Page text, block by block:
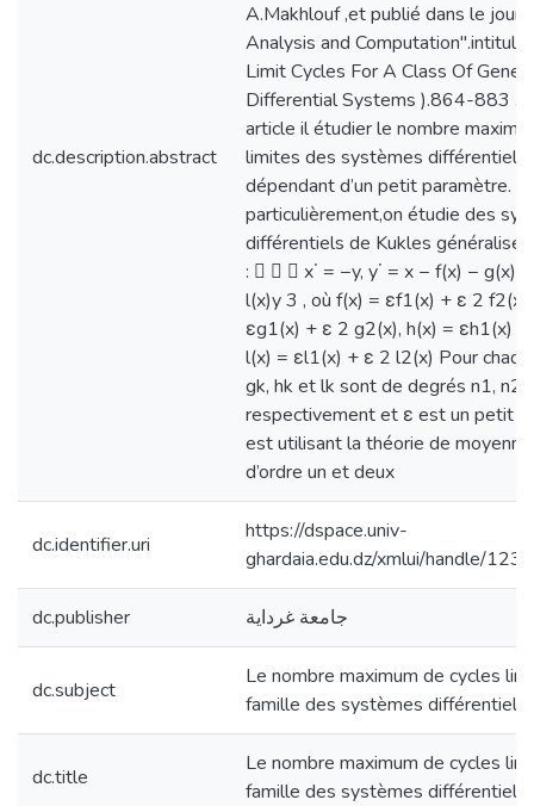
dc.description.abstract
A.Makhlouf ,et publié dans le
Analysis and
Limit Cycles For A Class Of
Differential Systems ).864-883
article il étudier le nombre
limites des systèmes différentiels
dépendant d’un petit paramètre.
particulièrement,on étudie des
différentiels de Kukles
:    x˙ = −y, y˙ = x − f(x) −
l(x)y 3 , où f(x) = εf1(x) + ε 2
εg1(x) + ε 2 g2(x), h(x) = εh1(x)
l(x) = εl1(x) + ε 2 l2(x) Pour
gk, hk et lk sont de degrés n1, n2,
respectivement et ε est un petit
est utilisant la théorie de
d’ordre un et deux
dc.identifier.uri
https://dspace.univ-
ghardaia.edu.dz/xmlui/handle/
dc.publisher جامعة غرداية
dc.subject
Le nombre maximum de cycles
famille des systèmes différentiels
dc.title
Le nombre maximum de cycles
famille des systèmes différentiels